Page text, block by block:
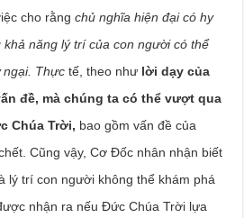
cho rằng chủ nghĩa hiện đại có hy
năng lý trí của con người có thể
ngại. Thực tế, theo như lời dạy của
đề, mà chúng ta có thể vượt qua
Chúa Trời, bao gồm vấn đề của
Cũng vậy, Cơ Đốc nhân nhận biết
lý trí con người không thể khám phá
nhận ra nếu Đức Chúa Trời lựa